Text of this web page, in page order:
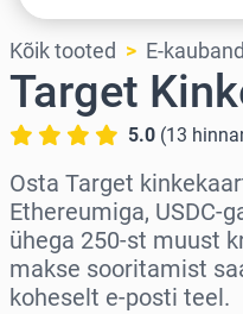
Kõik tooted E-
Target
5.0 (13
Osta Target
Ethereumiga, USDC-
ühega 250-st muust
makse sooritamist
koheselt e-posti teel.